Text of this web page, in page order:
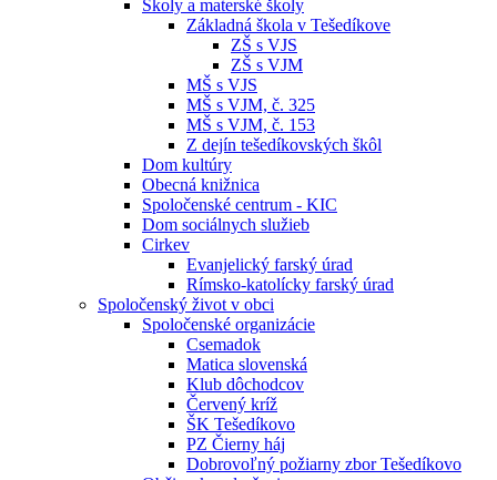
Školy a materské školy
Základná škola v Tešedíkove
ZŠ s VJS
ZŠ s VJM
MŠ s VJS
MŠ s VJM, č. 325
MŠ s VJM, č. 153
Z dejín tešedíkovských škôl
Dom kultúry
Obecná knižnica
Spoločenské centrum - KIC
Dom sociálnych služieb
Cirkev
Evanjelický farský úrad
Rímsko-katolícky farský úrad
Spoločenský život v obci
Spoločenské organizácie
Csemadok
Matica slovenská
Klub dôchodcov
Červený kríž
ŠK Tešedíkovo
PZ Čierny háj
Dobrovoľný požiarny zbor Tešedíkovo